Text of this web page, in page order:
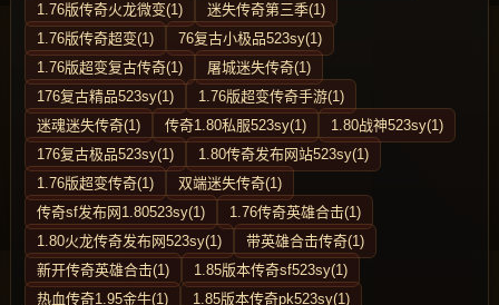
1.76版传奇火龙微变(1)
迷失传奇第三季(1)
1.76版传奇超变(1)
76复古小极品523sy(1)
1.76版超变复古传奇(1)
屠城迷失传奇(1)
176复古精品523sy(1)
1.76版超变传奇手游(1)
迷魂迷失传奇(1)
传奇1.80私服523sy(1)
1.80战神523sy(1)
176复古极品523sy(1)
1.80传奇发布网站523sy(1)
1.76版超变传奇(1)
双端迷失传奇(1)
传奇sf发布网1.80523sy(1)
1.76传奇英雄合击(1)
1.80火龙传奇发布网523sy(1)
带英雄合击传奇(1)
新开传奇英雄合击(1)
1.85版本传奇sf523sy(1)
热血传奇1.95金牛(1)
1.85版本传奇pk523sy(1)